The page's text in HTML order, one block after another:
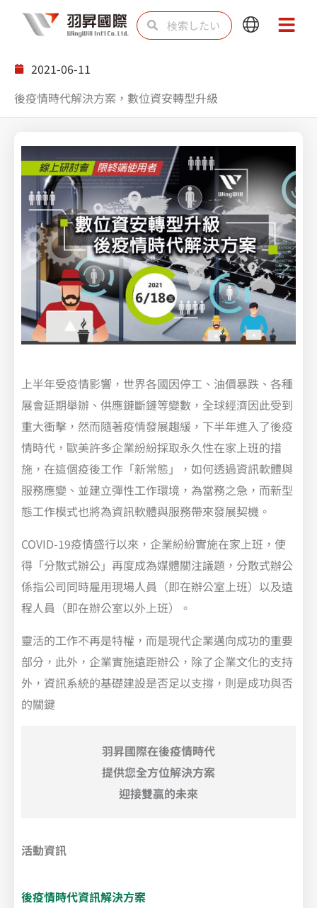
検
索 索
Main
Main
2021-06-11
後疫情時代解決方案，數位資安轉型升級
上半年受疫情影響，世界各國因停工、油價暴跌、各種
展會延期舉辦、供應鏈斷鏈等變數，全球經濟因此受到
重大衝擊，然而隨著疫情發展趨緩，下半年進入了後疫
情時代，歐美許多企業紛紛採取永久性在家上班的措
施，在這個疫後工作「新常態」，如何透過資訊軟體與
服務應變、並建立彈性工作環境，為當務之急，而新型
態工作模式也將為資訊軟體與服務帶來發展契機。
COVID-19疫情盛行以來，企業紛紛實施在家上班，使
得「分散式辦公」再度成為媒體關注議題，分散式辦公
係指公司同時雇用現場人員（即在辦公室上班）以及遠
程人員（即在辦公室以外上班）。
靈活的工作不再是特權，而是現代企業邁向成功的重要
部分，此外，企業實施遠距辦公，除了企業文化的支持
外，資訊系統的基礎建設是否足以支撐，則是成功與否
的關鍵
羽昇國際在後疫情時代
提供您全方位解決方案
迎接雙贏的未來
活動資訊
後疫情時代資訊解決方案